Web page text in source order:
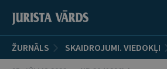
ŽURNĀLS SKAIDROJUMI. VIEDOKĻI